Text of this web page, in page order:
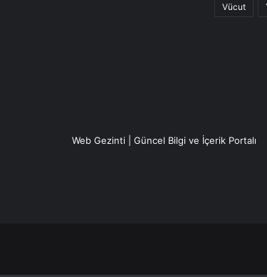
Vücut
Web Gezinti | Güncel Bilgi ve İçerik Portalı